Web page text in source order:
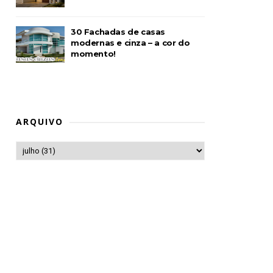
30 Fachadas de casas
modernas e cinza – a cor do
momento!
ARQUIVO